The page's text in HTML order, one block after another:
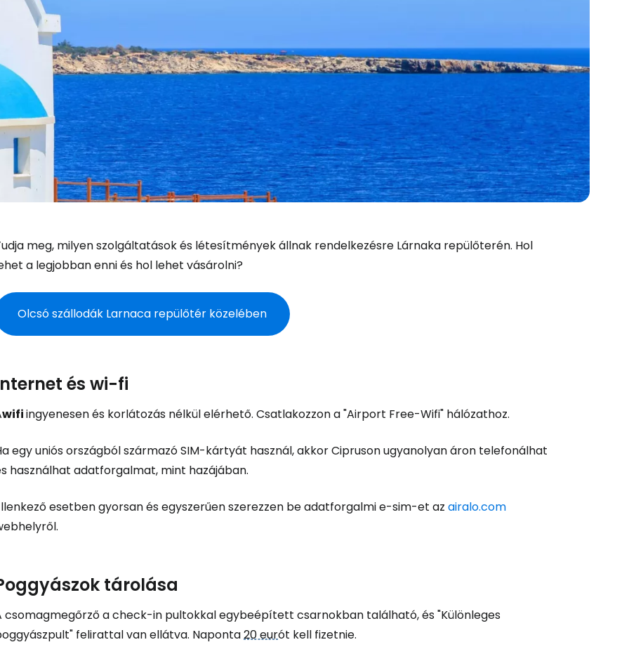
meg, milyen szolgáltatások és létesítmények állnak rendelkezésre Lárnaka repülőterén. Hol
a legjobban enni és hol lehet vásárolni?
Olcsó szállodák Larnaca repülőtér közelében
és wi-fi
wifiingyenesen és korlátozás nélkül elérhető. Csatlakozzon a "Airport Free-Wifi" hálózathoz.
egy uniós országból származó SIM-kártyát használ, akkor Cipruson ugyanolyan áron telefonálhat
használhat adatforgalmat, mint hazájában.
esetben gyorsan és egyszerűen szerezzen be adatforgalmi e-sim-et az airalo.com
tárolása
csomagmegőrző a check-in pultokkal egybeépített csarnokban található, és "Különleges
felirattal van ellátva. Naponta20 eurót kell fizetnie.